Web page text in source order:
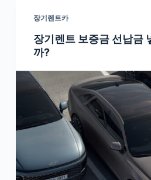
장기렌트카
장기렌트 보증금 선납금
까?